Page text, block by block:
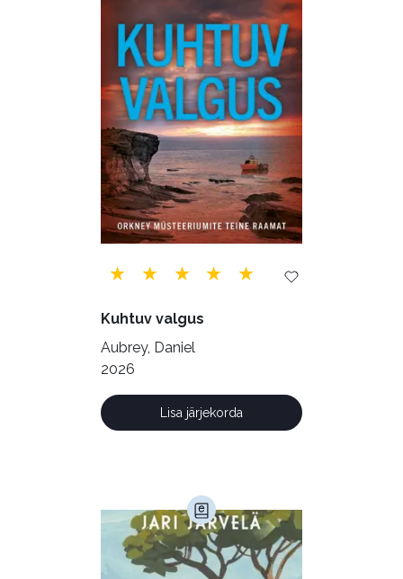
Õppekirjandus (48)
Ühiskond (168)
Kuhtuv valgus
Aubrey, Daniel
2026
Lisa järjekorda